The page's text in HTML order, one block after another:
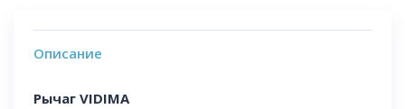
Описание
Рычаг VIDIMA